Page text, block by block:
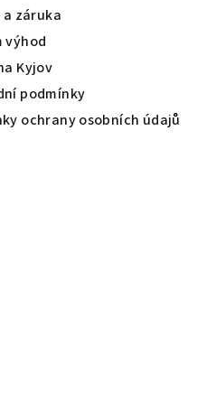
záruka
výhod
Kyjov
podmínky
ochrany osobních údajů